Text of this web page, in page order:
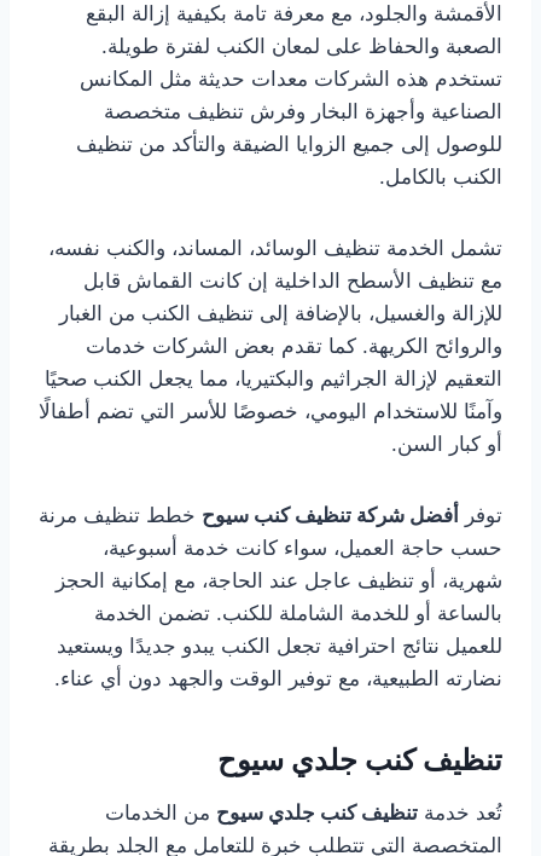
الأقمشة والجلود، مع معرفة تامة بكيفية إزالة البقع
الصعبة والحفاظ على لمعان الكنب لفترة طويلة.
تستخدم هذه الشركات معدات حديثة مثل المكانس
الصناعية وأجهزة البخار وفرش تنظيف متخصصة
للوصول إلى جميع الزوايا الضيقة والتأكد من تنظيف
الكنب بالكامل.
تشمل الخدمة تنظيف الوسائد، المساند، والكنب نفسه،
مع تنظيف الأسطح الداخلية إن كانت القماش قابل
للإزالة والغسيل، بالإضافة إلى تنظيف الكنب من الغبار
والروائح الكريهة. كما تقدم بعض الشركات خدمات
التعقيم لإزالة الجراثيم والبكتيريا، مما يجعل الكنب صحيًا
وآمنًا للاستخدام اليومي، خصوصًا للأسر التي تضم أطفالًا
أو كبار السن.
توفر أفضل شركة تنظيف كنب سيوح خطط تنظيف مرنة
حسب حاجة العميل، سواء كانت خدمة أسبوعية،
شهرية، أو تنظيف عاجل عند الحاجة، مع إمكانية الحجز
بالساعة أو للخدمة الشاملة للكنب. تضمن الخدمة
للعميل نتائج احترافية تجعل الكنب يبدو جديدًا ويستعيد
نضارته الطبيعية، مع توفير الوقت والجهد دون أي عناء.
تنظيف كنب جلدي سيوح
تُعد خدمة تنظيف كنب جلدي سيوح من الخدمات
المتخصصة التي تتطلب خبرة للتعامل مع الجلد بطريقة